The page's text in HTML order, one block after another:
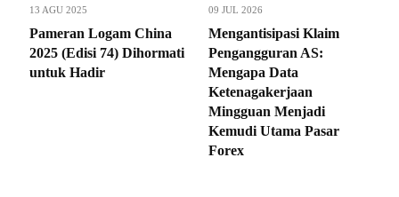
13 AGU 2025
Pameran Logam China
2025 (Edisi 74) Dihormati
untuk Hadir
09 JUL 2026
Mengantisipasi Klaim
Pengangguran AS:
Mengapa Data
Ketenagakerjaan
Mingguan Menjadi
Kemudi Utama Pasar
Forex